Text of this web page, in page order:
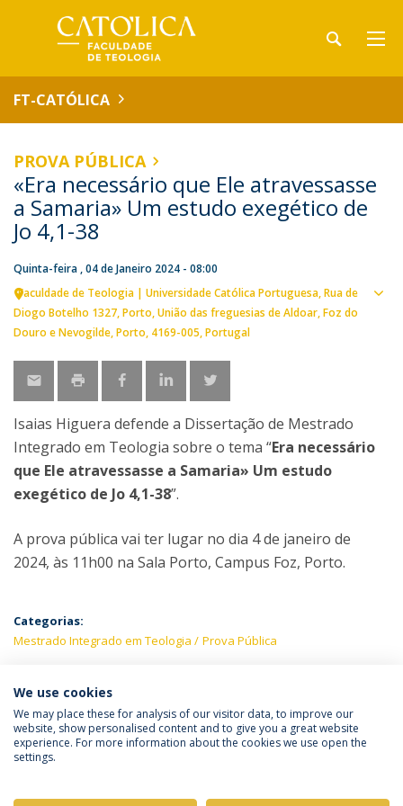
FT-CATÓLICA
PROVA PÚBLICA
«Era necessário que Ele atravessasse
a Samaria» Um estudo exegético de
Jo 4,1-38
Quinta-feira , 04 de Janeiro 2024 - 08:00
Faculdade de Teologia | Universidade Católica Portuguesa Rua de
Diogo Botelho 1327 Porto União das freguesias de Aldoar, Foz do
Douro e Nevogilde, Porto 4169-005 Portugal
Isaias Higuera defende a Dissertação de Mestrado
Integrado em Teologia sobre o tema “Era necessário
que Ele atravessasse a Samaria» Um estudo
exegético de Jo 4,1-38”.
A prova pública vai ter lugar no dia 4 de janeiro de
2024, às 11h00 na Sala Porto, Campus Foz, Porto.
Categorias:
Mestrado Integrado em Teologia
Prova Pública
PRÓXIMOS EVENTOS
Política de Privacidade
Termos & Condições
We use cookies
We may place these for analysis of our visitor data, to improve our
website, show personalised content and to give you a great website
experience. For more information about the cookies we use open the
settings.